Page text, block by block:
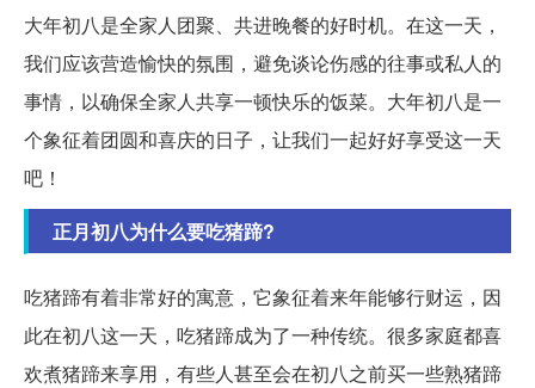
大年初八是全家人团聚、共进晚餐的好时机。在这一天，
我们应该营造愉快的氛围，避免谈论伤感的往事或私人的
事情，以确保全家人共享一顿快乐的饭菜。大年初八是一
个象征着团圆和喜庆的日子，让我们一起好好享受这一天
吧！
正月初八为什么要吃猪蹄?
吃猪蹄有着非常好的寓意，它象征着来年能够行财运，因
此在初八这一天，吃猪蹄成为了一种传统。很多家庭都喜
欢煮猪蹄来享用，有些人甚至会在初八之前买一些熟猪蹄